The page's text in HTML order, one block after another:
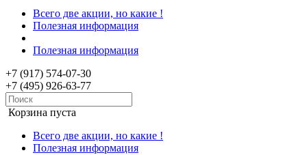
Всего две акции, но какие !
Полезная информация
Полезная информация
+7 (917) 574-07-30
+7 (495) 926-63-77
Корзина пуста
Всего две акции, но какие !
Полезная информация